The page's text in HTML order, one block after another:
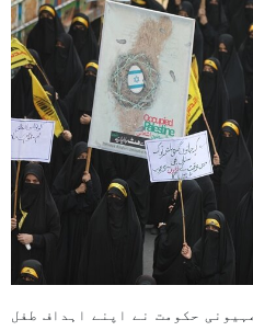
حکومت نے اپنے اہداف طفل